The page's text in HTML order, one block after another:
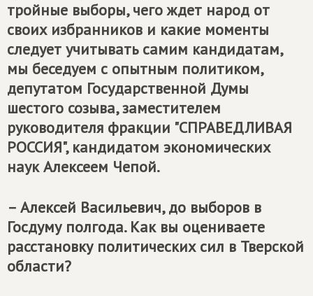
тройные выборы, чего ждет народ от
своих избранников и какие моменты
следует учитывать самим кандидатам,
мы беседуем с опытным политиком,
депутатом Государственной Думы
шестого созыва, заместителем
руководителя фракции "СПРАВЕДЛИВАЯ
РОССИЯ", кандидатом экономических
наук Алексеем Чепой.
– Алексей Васильевич, до выборов в
Госдуму полгода. Как вы оцениваете
расстановку политических сил в Тверской
области?